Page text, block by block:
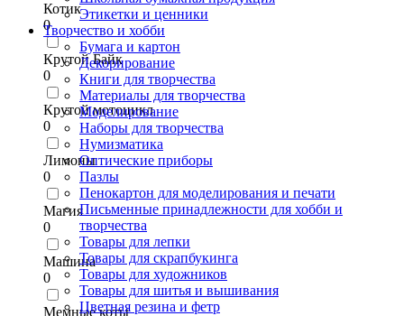
Котик
0
Крутой Байк
0
Крутой мотоцикл
0
Лимоны
0
Магия
0
Машина
0
Мемные коты
Этикетки и ценники
Творчество и хобби
Бумага и картон
Декорирование
Книги для творчества
Материалы для творчества
Моделирование
Наборы для творчества
Нумизматика
Оптические приборы
Пазлы
Пенокартон для моделирования и печати
Письменные принадлежности для хобби и
творчества
Товары для лепки
Товары для скрапбукинга
Товары для художников
Товары для шитья и вышивания
Цветная резина и фетр